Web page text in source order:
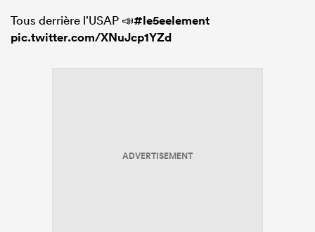
Tous derrière l’USAP 📣#le5eelement
pic.twitter.com/XNuJcp1YZd
ADVERTISEMENT